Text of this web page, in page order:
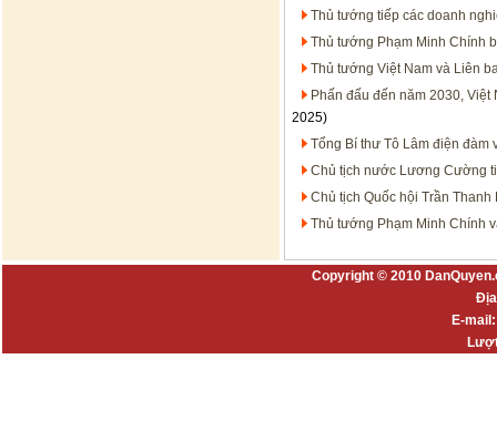
Thủ tướng tiếp các doanh
Thủ tướng Phạm Minh Chính
Thủ tướng Việt Nam và Liên
Phấn đấu đến năm 2030,
2025)
Tổng Bí thư Tô Lâm điện đàm
Chủ tịch nước Lương Cường
Chủ tịch Quốc hội Trần
Thủ tướng Phạm Minh Chính
Copyright © 2010
E-